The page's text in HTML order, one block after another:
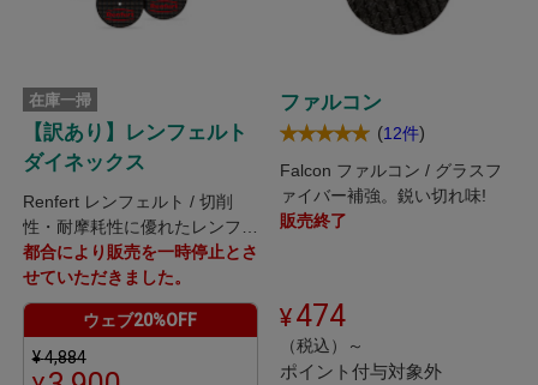
在庫一掃
【訳あり】レンフェルト
ダイネックス
Renfert レンフェルト / 切削
性・耐摩耗性に優れたレンフェ
ルト社製カッティングディスク
都合により販売を一時停止とさ
せていただきました。
ウェブ20%OFF
¥4,884
ファルコン
(12件)
Falcon ファルコン / グラスフ
ァイバー補強。鋭い切れ味!
販売終了
474
（税込）～
ポイント付与対象外